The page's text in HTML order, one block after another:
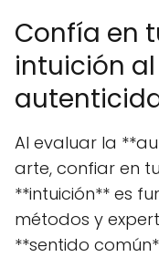
Confía en
intuición
Al evaluar la
arte, confiar en
**intuición** es
métodos y
**sentido